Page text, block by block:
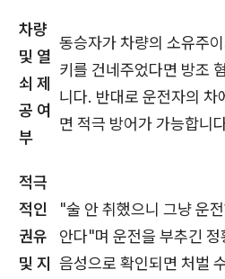
차량
및 열
쇠 제
공 여
부
동승자가 차량의 소유주
키를 건네주었다면 방조
니다. 반대로 운전자의
면 적극 방어가 가능합니
적극
적인
권유
및 지
"술 안 취했으니 그냥 운
안다"며 운전을 부추긴
음성으로 확인되면 처벌